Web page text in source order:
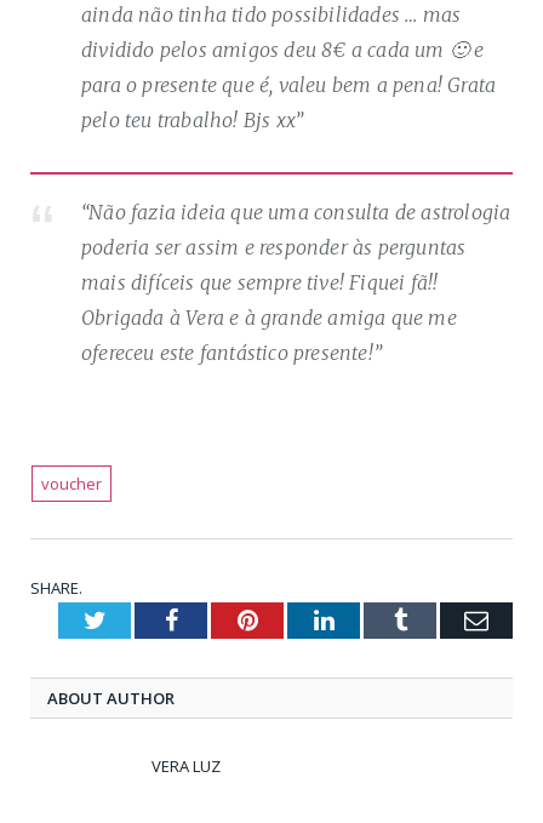
ainda não tinha tido possibilidades … mas
dividido pelos amigos deu 8€ a cada um 🙂 e
para o presente que é, valeu bem a pena! Grata
pelo teu trabalho! Bjs xx”
“Não fazia ideia que uma consulta de astrologia
poderia ser assim e responder às perguntas
mais difíceis que sempre tive! Fiquei fã!!
Obrigada à Vera e à grande amiga que me
ofereceu este fantástico presente!”
voucher
SHARE.
TwitterFacebookPinterestLinkedInTumblr
ABOUT AUTHOR
VERA LUZ